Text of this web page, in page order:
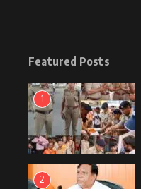
Featured Posts
1
2